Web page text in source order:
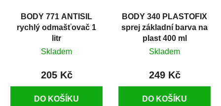
BODY 771 ANTISIL
rychlý odmašťovač 1
litr
Skladem
205 Kč
DO KOŠÍKU
BODY 340 PLASTOFIX
sprej základní barva na
plast 400 ml
Skladem
249 Kč
DO KOŠÍKU